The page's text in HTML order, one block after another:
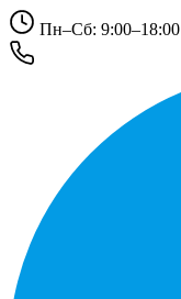
Пн–Сб: 9:00–18:00